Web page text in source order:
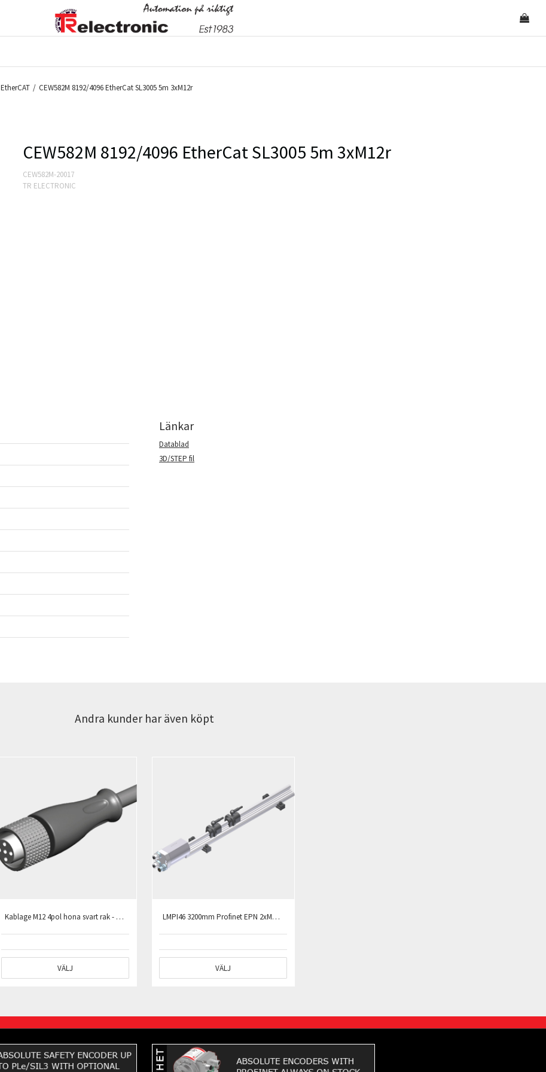
EtherCAT / CEW582M 8192/4096 EtherCat SL3005 5m 3xM12r
CEW582M 8192/4096 EtherCat SL3005 5m 3xM12r
CEW582M-20017
TR ELECTRONIC
Länkar
Datablad
3D/STEP fil
Andra kunder har även köpt
Kablage M12 4pol hona svart rak - öppen ände PUR skärmad L=10m
VÄLJ
LMPI46 3200mm Profinet EPN 2xMAG 3xM12
VÄLJ